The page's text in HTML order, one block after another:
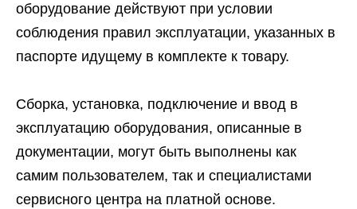
оборудование действуют при условии
соблюдения правил эксплуатации, указанных в
паспорте идущему в комплекте к товару.
Сборка, установка, подключение и ввод в
эксплуатацию оборудования, описанные в
документации, могут быть выполнены как
самим пользователем, так и специалистами
сервисного центра на платной основе.